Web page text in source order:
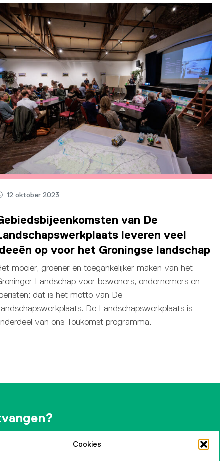
Cookies
12 oktober 2023
van De
leveren veel
op voor het Groningse landschap
mooier, groener en toegankelijker maken van het
Landschap voor bewoners, ondernemers en
dat is het motto van De
De Landschapswerkplaats is
van ons Toukomst programma.
nieuwsbrief en blijf op de hoogte van